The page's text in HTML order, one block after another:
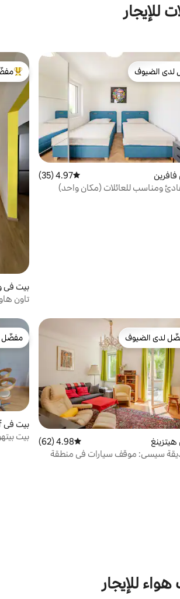
للإيجار
لدى الضيوف
لدى الضيوف
متوسط التقييم 4.97 من 5، 35 مراجعات
4.97 (35)
ومناسب للعائلات (مكان واحد)
من
بيت في
تاون
البيوت المفضّلة لدى الضيوف
لدى الضيوف
متوسط التقييم 4.98 من 5، 62 مراجعات
4.98 (62)
سيسي: موقف سيارات في منطقة
مفضّل
بيت في Wiener Neudorf
بيت
للإيجار